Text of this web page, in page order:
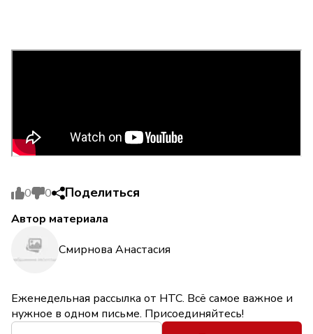
0 0 Поделиться
Автор материала
Смирнова Анастасия
Еженедельная рассылка от НТС. Всё самое важное и
нужное в одном письме. Присоединяйтесь!